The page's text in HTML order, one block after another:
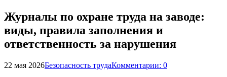
Журналы по охране труда на заводе:
виды, правила заполнения и
ответственность за нарушения
22 мая 2026Безопасность трудаКомментарии: 0